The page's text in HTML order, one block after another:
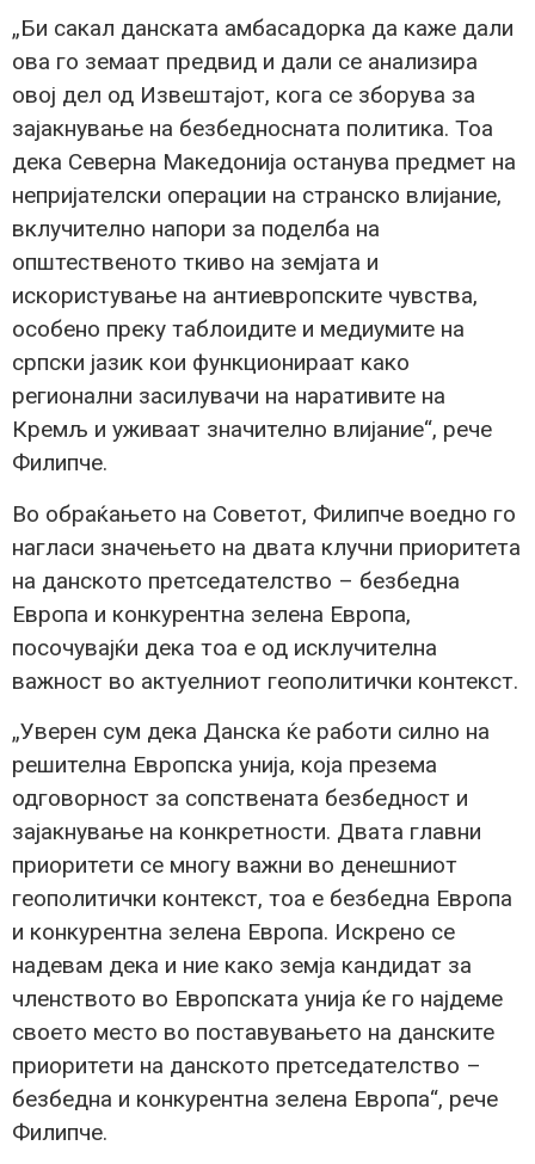
„Би сакал данската амбасадорка да каже дали
ова го земаат предвид и дали се анализира
овој дел од Извештајот, кога се зборува за
зајакнување на безбедносната политика. Тоа
дека Северна Македонија останува предмет на
непријателски операции на странско влијание,
вклучително напори за поделба на
општественото ткиво на земјата и
искористување на антиевропските чувства,
особено преку таблоидите и медиумите на
српски јазик кои функционираат како
регионални засилувачи на наративите на
Кремљ и уживаат значително влијание“, рече
Филипче.
Во обраќањето на Советот, Филипче воедно го
нагласи значењето на двата клучни приоритета
на данското претседателство – безбедна
Европа и конкурентна зелена Европа,
посочувајќи дека тоа е од исклучителна
важност во актуелниот геополитички контекст.
„Уверен сум дека Данска ќе работи силно на
решителна Европска унија, која презема
одговорност за сопствената безбедност и
зајакнување на конкретности. Двата главни
приоритети се многу важни во денешниот
геополитички контекст, тоа е безбедна Европа
и конкурентна зелена Европа. Искрено се
надевам дека и ние како земја кандидат за
членството во Европската унија ќе го најдеме
своето место во поставувањето на данските
приоритети на данското претседателство –
безбедна и конкурентна зелена Европа“, рече
Филипче.